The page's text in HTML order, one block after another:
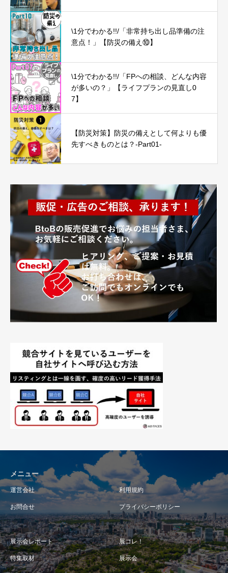
\1分でわかる!!/「非常持ち出し品準備の注
意点！」【防災の備え⑩】
\1分でわかる!!/「FPへの相談、どんな内容
が多いの？」【ライフプランの見直し0
7】
【防災対策】防災の備えとして何よりも優
先すべきものとは？-Part01-
メニュー
運営会社 利用規約
お問合せ プライバシーポリシー
展示会レポート 展コレ！
特集取材 展示会